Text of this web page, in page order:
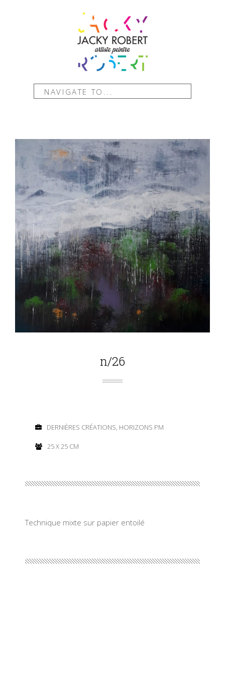
NAVIGATE TO...
n/26
DERNIÈRES CRÉATIONS, HORIZONS PM
25 X 25 CM
Technique mixte sur papier entoilé